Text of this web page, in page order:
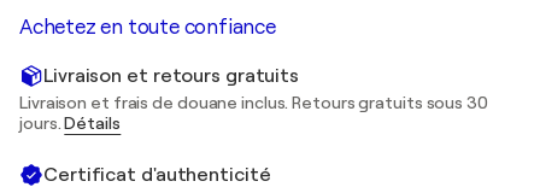
Achetez en toute confiance
Livraison et retours gratuits
Livraison et frais de douane inclus. Retours gratuits sous 30
jours.Détails
Certificat d'authenticité